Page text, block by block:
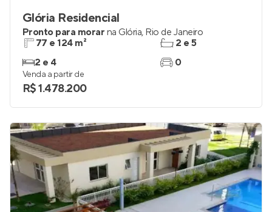
Glória Residencial
Pronto para morar na Glória, Rio de Janeiro
77 e 124 m²
2 e 4
2 e 5
0
Venda a partir de
R$ 1.478.200